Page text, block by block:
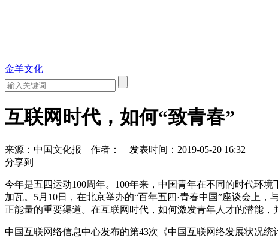
金羊文化
互联网时代，如何“致青春”
来源：中国文化报 作者：
发表时间：2019-05-20 16:32
分享到
今年是五四运动100周年。100年来，中国青年在不同的时代环
加瓦。5月10日，在北京举办的“百年五四·青春中国”座谈会上
正能量的重要渠道。在互联网时代，如何激发青年人才的潜能
中国互联网络信息中心发布的第43次《中国互联网络发展状况统